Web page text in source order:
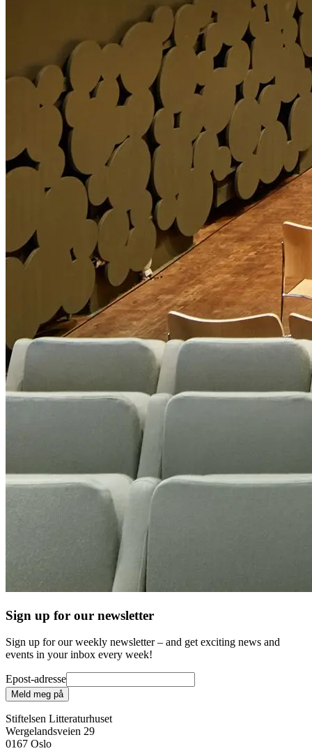
Sign up for our newsletter
Sign up for our weekly newsletter – and get exciting news and
events in your inbox every week!
Epost-adresse
Meld meg på
Stiftelsen Litteraturhuset
Wergelandsveien 29
0167 Oslo